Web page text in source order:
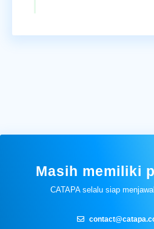
Masih memiliki
CATAPA selalu siap